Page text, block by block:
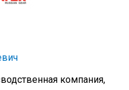
компания,